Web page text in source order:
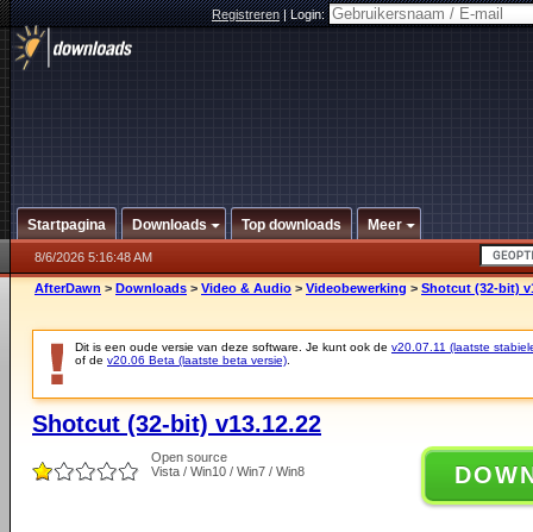
Registreren|Login:
Startpagina Downloads Top downloads Meer
8/6/2026 5:16:48 AM
AfterDawn > Downloads > Video & Audio > Videobewerking > Shotcut (32-bit)
Dit is een oude versie van deze software. Je kunt ook de v20.07.11 (laatste
of de v20.06 Beta (laatste beta versie)
Shotcut (32-bit) v13.12.22
Open source
Vista / Win10 / Win7 / Win8